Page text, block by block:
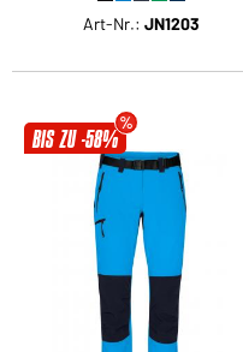
Art-Nr.: JN1203
BIS ZU -58%